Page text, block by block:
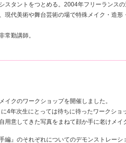
スタントをつとめる。2004年フリーランス
現代美術や舞台芸術の場で特殊メイク・造形
常勤講師。
イクのワークショップを開催しました。
4年次生にとっては待ちに待ったワークショ
用意してきた写真をまねて顔か手に老けメイ
編』のそれぞれについてのデモンストレーシ